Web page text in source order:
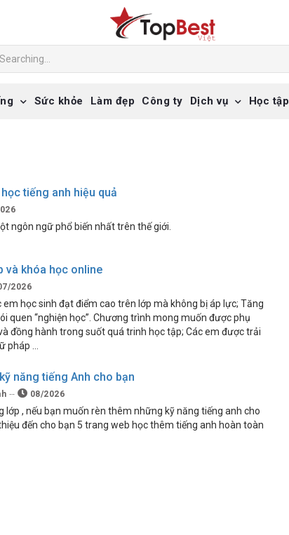
Sức khỏe Làm đẹp Công ty Dịch vụ Học tập
tiếng anh hiệu quả
ngôn ngữ phổ biến nhất trên thế giới.
và khóa học online
2026
học sinh đạt điểm cao trên lớp mà không bị áp lực; Tăng
quen “nghiện học”. Chương trình mong muốn được phụ
đồng hành trong suốt quá trinh học tập; Các em được trải
pháp …
năng tiếng Anh cho bạn
08/2026
lớp , nếu bạn muốn rèn thêm những kỹ năng tiếng anh cho
đến cho bạn 5 trang web học thêm tiếng anh hoàn toàn